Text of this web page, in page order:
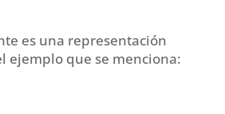
es una representación
ejemplo que se menciona: